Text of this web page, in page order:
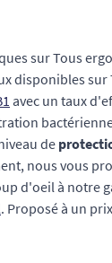
sur Tous
disponibles sur
avec un taux
de
nous vous
d'oeil à notre
. Proposé à un